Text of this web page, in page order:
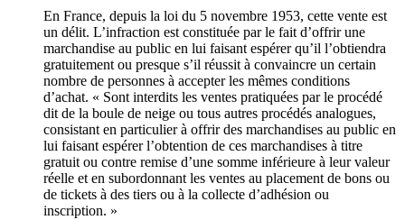
En France, depuis la loi du 5 novembre 1953, cette vente est
un délit. L’infraction est constituée par le fait d’offrir une
marchandise au public en lui faisant espérer qu’il l’obtiendra
gratuitement ou presque s’il réussit à convaincre un certain
nombre de personnes à accepter les mêmes conditions
d’achat. « Sont interdits les ventes pratiquées par le procédé
dit de la boule de neige ou tous autres procédés analogues,
consistant en particulier à offrir des marchandises au public en
lui faisant espérer l’obtention de ces marchandises à titre
gratuit ou contre remise d’une somme inférieure à leur valeur
réelle et en subordonnant les ventes au placement de bons ou
de tickets à des tiers ou à la collecte d’adhésion ou
inscription. »